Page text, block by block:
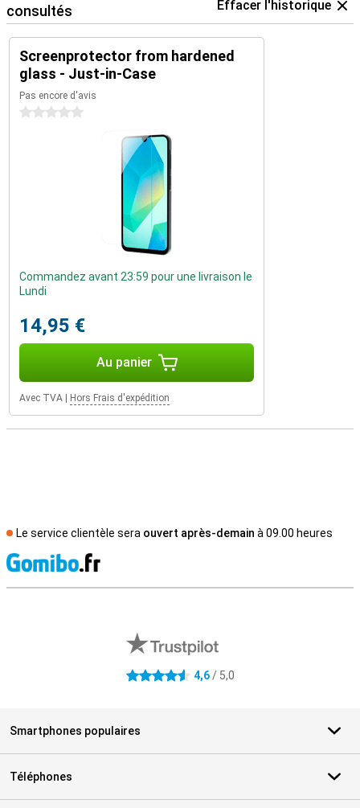
consultés
Effacer l'historique
Screenprotector from hardened
glass - Just-in-Case
Pas encore d'avis
0 étoiles
Commandez avant 23:59 pour une livraison le
Lundi
14,95 €
Au panier
Avec TVA Hors Frais d'expédition
Le service clientèle sera ouvert après-demain à 09.00 heures
4.6 étoiles 4,6/ 5,0
Smartphones populaires
Téléphones